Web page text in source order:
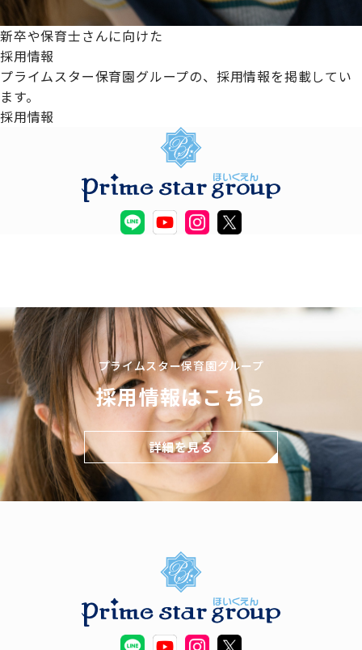
新卒や保育士さんに向けた
採用情報
プライムスター保育園グループの、採用情報を掲載してい
ます。
採用情報
プライムスター保育園グループ
採用情報はこちら
詳細を見る